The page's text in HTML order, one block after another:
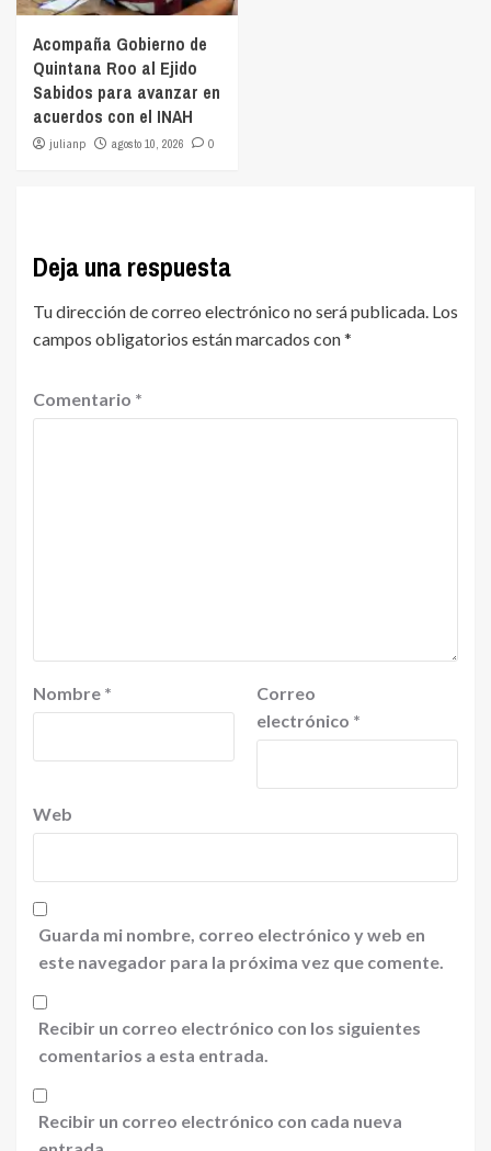
Acompaña Gobierno de
Quintana Roo al Ejido
Sabidos para avanzar en
acuerdos con el INAH
julianp agosto 10, 2026 0
Deja una respuesta
Tu dirección de correo electrónico no será publicada. Los
campos obligatorios están marcados con*
Comentario *
Nombre *
Correo
electrónico *
Web
Guarda mi nombre, correo electrónico y web en
este navegador para la próxima vez que comente.
Recibir un correo electrónico con los siguientes
comentarios a esta entrada.
Recibir un correo electrónico con cada nueva